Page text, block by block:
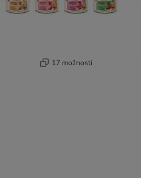
17 možnosti